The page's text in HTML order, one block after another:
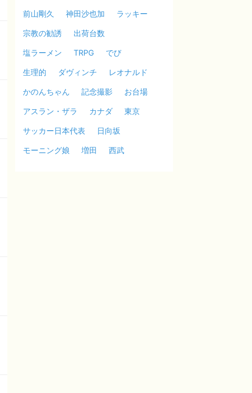
前山剛久
神田沙也加
ラッキー
宗教の勧誘
出荷台数
塩ラーメン
TRPG
でび
生理的
ダヴィンチ
レオナルド
かのんちゃん
記念撮影
お台場
アスラン・ザラ
カナダ
東京
サッカー日本代表
日向坂
モーニング娘
増田 西武